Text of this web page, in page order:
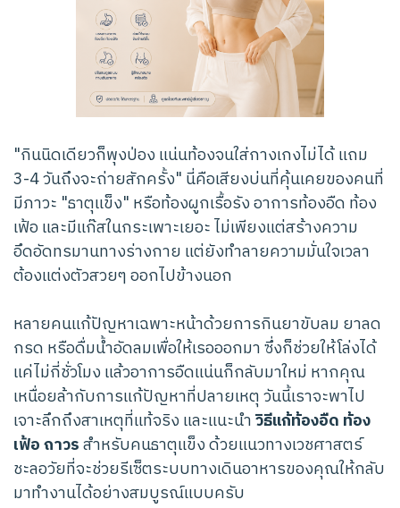
"กินนิดเดียวก็พุงป่อง แน่นท้องจนใส่กางเกงไม่ได้ แถม
3-4 วันถึงจะถ่ายสักครั้ง" นี่คือเสียงบ่นที่คุ้นเคยของคนที่
มีภาวะ "ธาตุแข็ง" หรือท้องผูกเรื้อรัง อาการท้องอืด ท้อง
เฟ้อ และมีแก๊สในกระเพาะเยอะ ไม่เพียงแต่สร้างความ
อึดอัดทรมานทางร่างกาย แต่ยังทำลายความมั่นใจเวลา
ต้องแต่งตัวสวยๆ ออกไปข้างนอก
หลายคนแก้ปัญหาเฉพาะหน้าด้วยการกินยาขับลม ยาลด
กรด หรือดื่มน้ำอัดลมเพื่อให้เรอออกมา ซึ่งก็ช่วยให้โล่งได้
แค่ไม่กี่ชั่วโมง แล้วอาการอืดแน่นก็กลับมาใหม่ หากคุณ
เหนื่อยล้ากับการแก้ปัญหาที่ปลายเหตุ วันนี้เราจะพาไป
เจาะลึกถึงสาเหตุที่แท้จริง และแนะนำวิธีแก้ท้องอืด ท้อง
เฟ้อ ถาวรสำหรับคนธาตุแข็ง ด้วยแนวทางเวชศาสตร์
ชะลอวัยที่จะช่วยรีเซ็ตระบบทางเดินอาหารของคุณให้กลับ
มาทำงานได้อย่างสมบูรณ์แบบครับ